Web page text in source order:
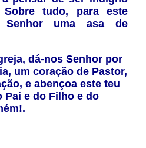
tudo, para este
uma asa de
dá-nos Senhor por
um coração de Pastor,
e abençoa este teu
Pai e do Filho e do